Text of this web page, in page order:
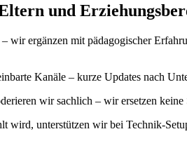
und
wir ergänzen mit pädagogischer
Kanäle – kurze Updates nach
wir sachlich – wir ersetzen
wird, unterstützen wir bei Technik-